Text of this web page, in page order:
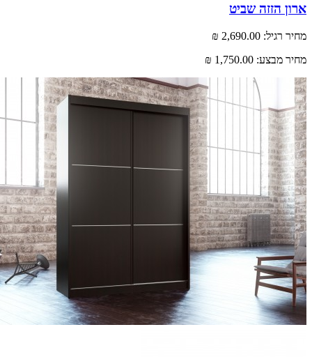
הזזה שביט
רגיל: 2,690.00 ₪
מבצע: 1,750.00 ₪